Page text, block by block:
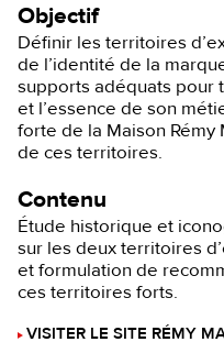
Objectif
Définir les territoires
de l’identité de la
supports adéquats pour
et l’essence de son
forte de la Maison Rémy
de ces territoires.
Contenu
Étude historique et
sur les deux territoires
et formulation de
ces territoires forts.
VISITER LE SITE RÉMY